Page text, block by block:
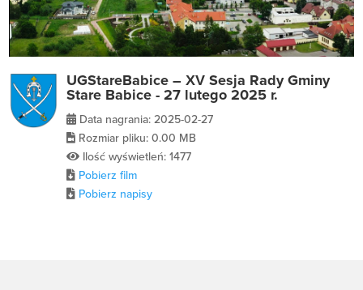
Video
UGStareBabice – XV Sesja Rady Gminy
Stare Babice - 27 lutego 2025 r.
Data nagrania: 2025-02-27
Rozmiar pliku: 0.00 MB
Ilość wyświetleń: 1477
Pobierz film
Pobierz napisy